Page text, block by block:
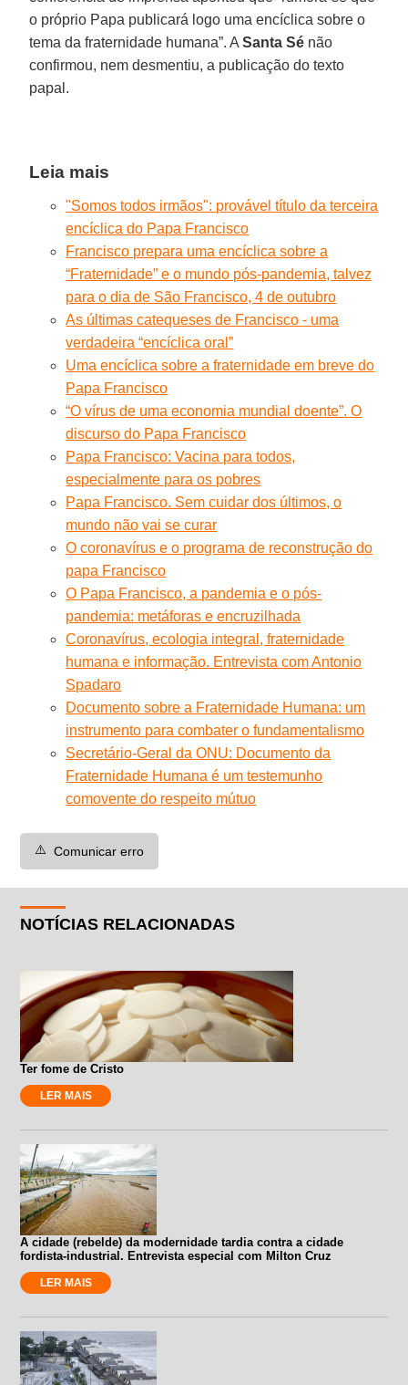
o próprio Papa publicará logo uma encíclica sobre o
tema da fraternidade humana”. ASanta Sé não
confirmou, nem desmentiu, a publicação do texto
papal.
Leia mais
"Somos todos irmãos": provável título da terceira
encíclica do Papa Francisco
Francisco prepara uma encíclica sobre a
“Fraternidade” e o mundo pós-pandemia, talvez
para o dia de São Francisco, 4 de outubro
As últimas catequeses de Francisco - uma
verdadeira “encíclica oral”
Uma encíclica sobre a fraternidade em breve do
Papa Francisco
“O vírus de uma economia mundial doente”. O
discurso do Papa Francisco
Papa Francisco: Vacina para todos,
especialmente para os pobres
Papa Francisco. Sem cuidar dos últimos, o
mundo não vai se curar
O coronavírus e o programa de reconstrução do
papa Francisco
O Papa Francisco, a pandemia e o pós-
pandemia: metáforas e encruzilhada
Coronavírus, ecologia integral, fraternidade
humana e informação. Entrevista com Antonio
Spadaro
Documento sobre a Fraternidade Humana: um
instrumento para combater o fundamentalismo
Secretário-Geral da ONU: Documento da
Fraternidade Humana é um testemunho
comovente do respeito mútuo
⚠️ Comunicar erro
NOTÍCIAS RELACIONADAS
Ter fome de Cristo
LER MAIS
A cidade (rebelde) da modernidade tardia contra a cidade
fordista-industrial. Entrevista especial com Milton Cruz
LER MAIS